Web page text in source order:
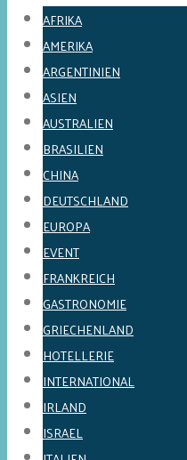
AFRIKA
AMERIKA
ARGENTINIEN
ASIEN
AUSTRALIEN
BRASILIEN
CHINA
DEUTSCHLAND
EUROPA
EVENT
FRANKREICH
GASTRONOMIE
GRIECHENLAND
HOTELLERIE
INTERNATIONAL
IRLAND
ISRAEL